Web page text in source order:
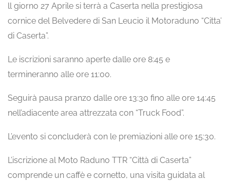
ll giorno 27 Aprile si terrà a Caserta nella prestigiosa
cornice del Belvedere di San Leucio il Motoraduno “Citta’
di Caserta”.
Le iscrizioni saranno aperte dalle ore 8:45 e
termineranno alle ore 11:00.
Seguirà pausa pranzo dalle ore 13:30 fino alle ore 14:45
nell’adiacente area attrezzata con “Truck Food”.
L’evento si concluderà con le premiazioni alle ore 15:30.
L’iscrizione al Moto Raduno TTR “Città di Caserta”
comprende un caffè e cornetto, una visita guidata al